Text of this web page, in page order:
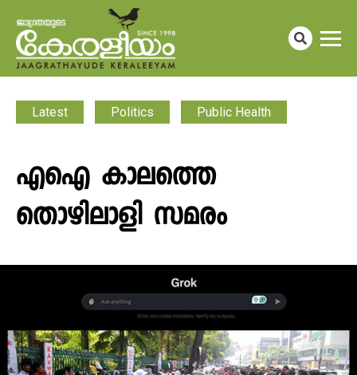
Latest Politics Public Health
എഐ കാലത്തെ
തൊഴിലാളി സമരം